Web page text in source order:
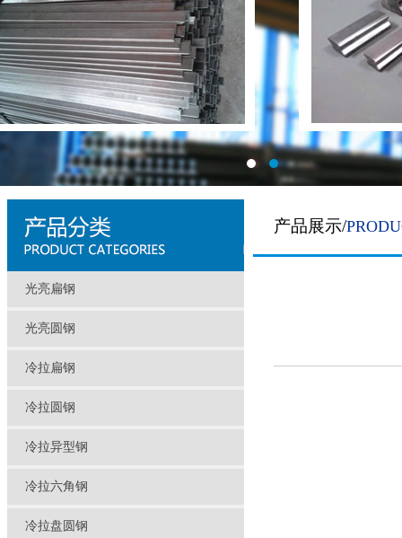
光亮扁钢
光亮圆钢
冷拉扁钢
冷拉圆钢
冷拉异型钢
冷拉六角钢
冷拉盘圆钢
产品展示/